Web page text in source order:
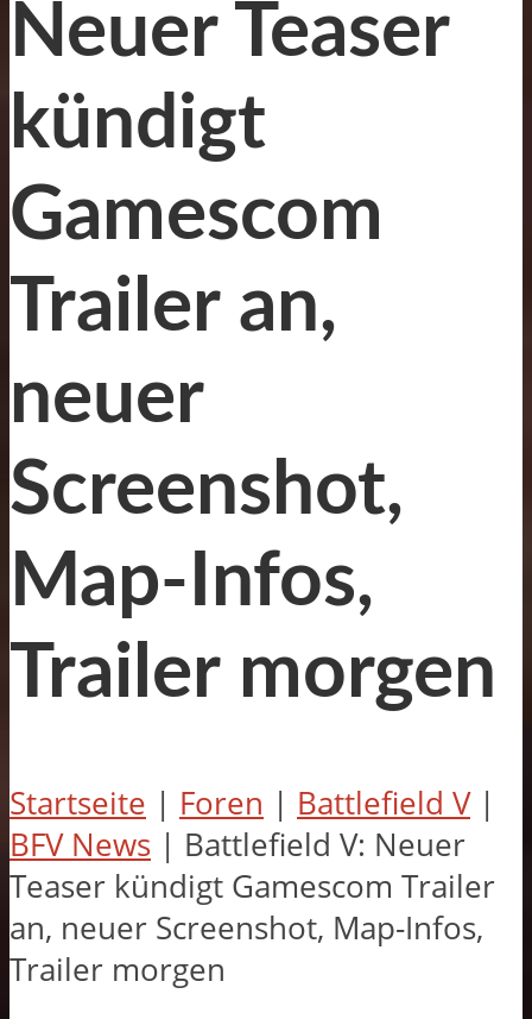
Neuer Teaser
kündigt
Gamescom
Trailer an,
neuer
Screenshot,
Map-Infos,
Trailer morgen
Startseite | Foren | Battlefield V |
BFV News | Battlefield V: Neuer
Teaser kündigt Gamescom Trailer
an, neuer Screenshot, Map-Infos,
Trailer morgen